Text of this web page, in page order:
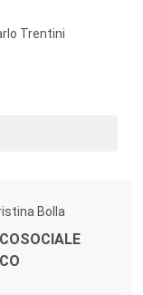
Trentini
Bolla